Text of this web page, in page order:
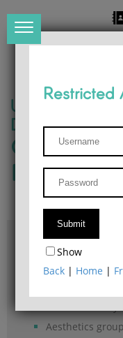
University of
Départment of
Center for
Research
Access & maps
Philosophy
Aesthetics group
Restricted
Show
Back | Home |